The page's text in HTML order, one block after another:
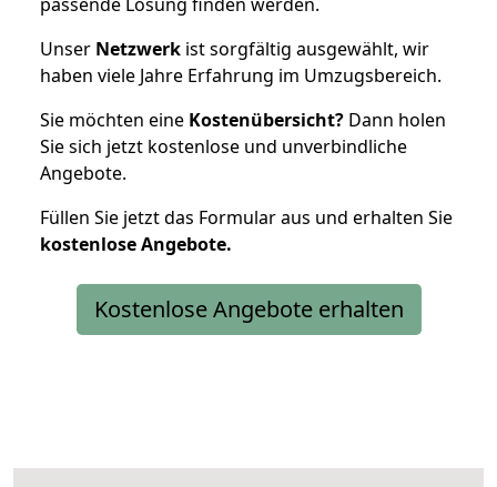
Unser Netzwerk ist sorgfältig ausgewählt, wir
haben viele Jahre Erfahrung im Umzugsbereich.
Sie möchten eine Kostenübersicht? Dann holen
Sie sich jetzt kostenlose und unverbindliche
Angebote.
Füllen Sie jetzt das Formular aus und erhalten Sie
kostenloseAngebote.
Kostenlose Angebote erhalten